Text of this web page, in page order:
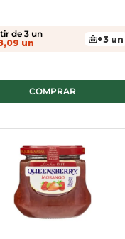
de3un
,09 un +3 un